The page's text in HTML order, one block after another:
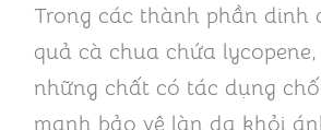
Trong các thành phần dinh
quả cà chua chứa
những chất có tác dụng
mạnh bảo vệ làn da khỏi